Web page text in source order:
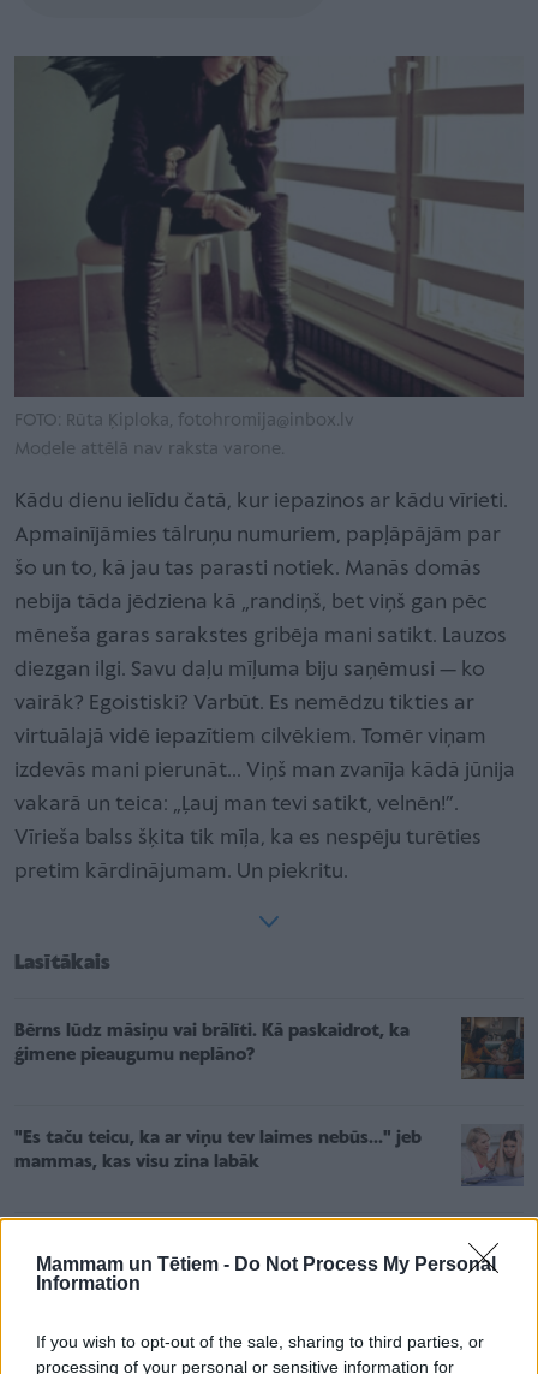
Mammam un Tētiem - Do Not Process My Personal
Information
If you wish to opt-out of the sale, sharing to third parties, or
processing of your personal or sensitive information for
FOTO: Rūta Ķiploka, fotohromija@inbox.lv
Modele attēlā nav raksta varone.
Kādu dienu ielīdu čatā, kur iepazinos ar kādu vīrieti.
Apmainījāmies tālruņu numuriem, papļāpājām par
šo un to, kā jau tas parasti notiek. Manās domās
nebija tāda jēdziena kā „randiņš, bet viņš gan pēc
mēneša garas sarakstes gribēja mani satikt. Lauzos
diezgan ilgi. Savu daļu mīļuma biju saņēmusi — ko
vairāk? Egoistiski? Varbūt. Es nemēdzu tikties ar
virtuālajā vidē iepazītiem cilvēkiem. Tomēr viņam
izdevās mani pierunāt... Viņš man zvanīja kādā jūnija
vakarā un teica: „Ļauj man tevi satikt, velnēn!”.
Vīrieša balss šķita tik mīļa, ka es nespēju turēties
pretim kārdinājumam. Un piekritu.
Lasītākais
Bērns lūdz māsiņu vai brālīti. Kā paskaidrot, ka
ģimene pieaugumu neplāno?
"Es taču teicu, ka ar viņu tev laimes nebūs..." jeb
mammas, kas visu zina labāk
Rakstniecības muzejs aicina pētīt kustoņus